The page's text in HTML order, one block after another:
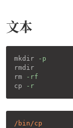
文本
mkdir
-p
rmdir
rm
-rf
cp
-r
/bin/cp